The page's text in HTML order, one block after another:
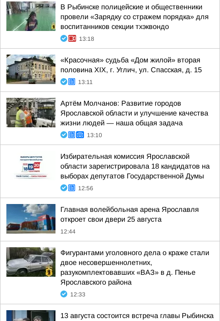
В Рыбинске полицейские и общественники
провели «Зарядку со стражем порядка» для
воспитанников секции тхэквондо
13:18
«Красочная» судьба «Дом жилой» вторая
половина XIX, г. Углич, ул. Спасская, д. 15
13:11
Артём Молчанов: Развитие городов
Ярославской области и улучшение качества
жизни людей — наша общая задача
13:10
Избирательная комиссия Ярославской
области зарегистрировала 18 кандидатов на
выборах депутатов Государственной Думы
12:56
Главная волейбольная арена Ярославля
откроет свои двери 25 августа
12:44
Фигурантами уголовного дела о краже стали
двое несовершеннолетних,
разукомплектовавших «ВАЗ» в д. Пенье
Ярославского района
12:33
13 августа состоится встреча главы Рыбинска